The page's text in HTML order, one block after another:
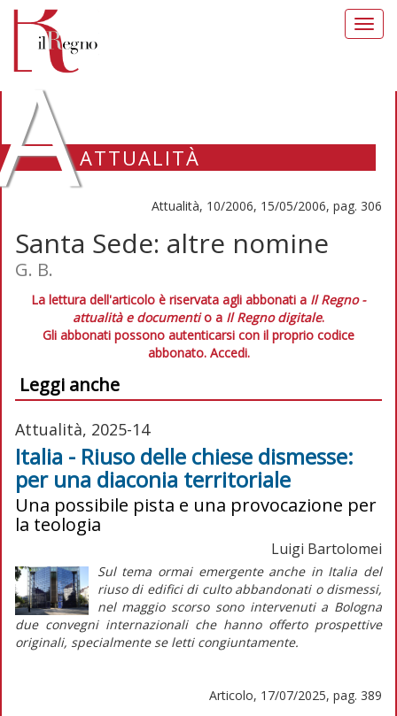
ATTUALITÀ
Attualità, 10/2006, 15/05/2006, pag. 306
Santa Sede: altre nomine
G. B.
La lettura dell'articolo è riservata agli abbonati a Il Regno -
attualità e documentio a Il Regno digitale.
Gli abbonati possono autenticarsi con il proprio codice
abbonato. Accedi.
Leggi anche
Attualità, 2025-14
Italia - Riuso delle chiese dismesse:
per una diaconia territoriale
Una possibile pista e una provocazione per
la teologia
Luigi Bartolomei
Sul tema ormai emergente anche in Italia del
riuso di edifici di culto abbandonati o dismessi,
nel maggio scorso sono intervenuti a Bologna
due convegni internazionali che hanno offerto prospettive
originali, specialmente se letti congiuntamente.
Articolo, 17/07/2025, pag. 389